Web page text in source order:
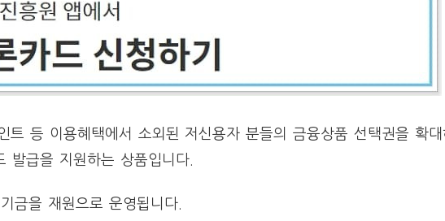
트 등 이용혜택에서 소외된 저신용자 분들의 금융상품 선택권을 확
발급을 지원하는 상품입니다.
금을 재원으로 운영됩니다.